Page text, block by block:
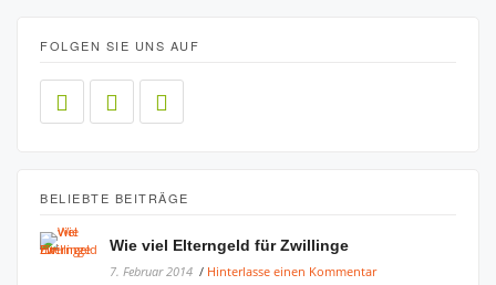
FOLGEN SIE UNS AUF
BELIEBTE BEITRÄGE
Wie viel Elterngeld für Zwillinge
7. Februar 2014 / Hinterlasse einen Kommentar